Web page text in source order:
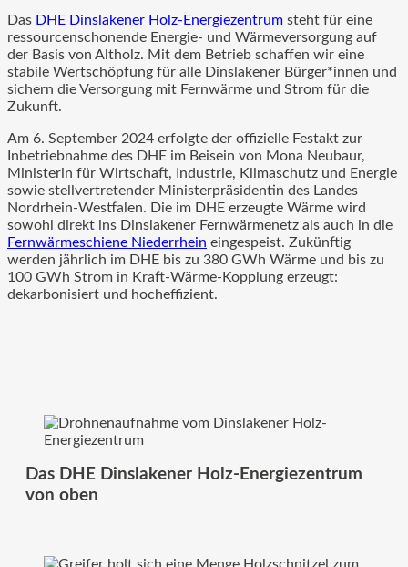
Das DHE Dinslakener Holz-Energiezentrum steht für eine
ressourcenschonende Energie- und Wärmeversorgung auf
der Basis von Altholz. Mit dem Betrieb schaffen wir eine
stabile Wertschöpfung für alle Dinslakener Bürger*innen und
sichern die Versorgung mit Fernwärme und Strom für die
Zukunft.
Am 6. September 2024 erfolgte der offizielle Festakt zur
Inbetriebnahme des DHE im Beisein von Mona Neubaur,
Ministerin für Wirtschaft, Industrie, Klimaschutz und Energie
sowie stellvertretender Ministerpräsidentin des Landes
Nordrhein-Westfalen. Die im DHE erzeugte Wärme wird
sowohl direkt ins Dinslakener Fernwärmenetz als auch in die
Fernwärmeschiene Niederrhein eingespeist. Zukünftig
werden jährlich im DHE bis zu 380 GWh Wärme und bis zu
100 GWh Strom in Kraft-Wärme-Kopplung erzeugt:
dekarbonisiert und hocheffizient.
Das DHE Dinslakener Holz-Energiezentrum
von oben